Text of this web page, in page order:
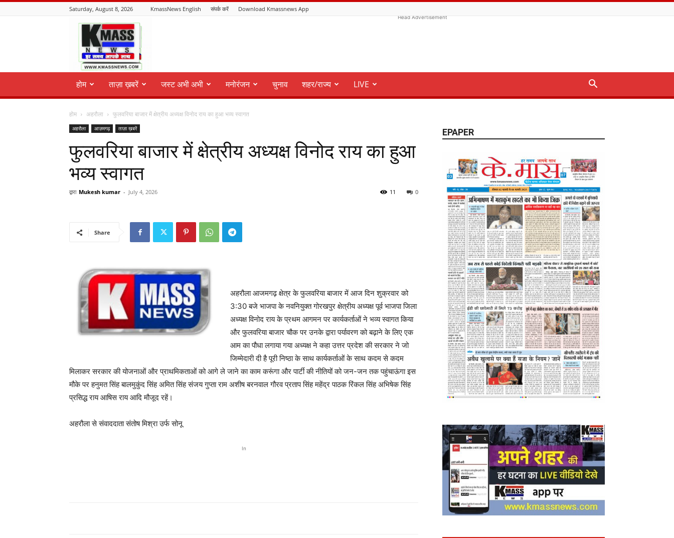
Saturday, August 8, 2026 KmassNews English संपर्क करें Download Kmassnews App
KmassNews
Head Advertisement
होम ताज़ा ख़बरें जस्ट अभी अभी मनोरंजन चुनाव शहर/राज्य LIVE
होम अहरौला फुलवरिया बाजार में क्षेत्रीय अध्यक्ष विनोद राय का हुआ भव्य स्वागत
अहरौला आज़मगढ़ ताज़ा ख़बरें
फुलवरिया बाजार में क्षेत्रीय अध्यक्ष विनोद राय का हुआ
भव्य स्वागत
द्वारा Mukesh kumar - July 4, 2026 0
11
Share
अहरौला आजमगढ़ क्षेत्र के फुलवरिया बाजार में आज दिन शुक्रवार को
3:30 बजे भाजपा के नवनियुक्त गोरखपुर क्षेत्रीय अध्यक्ष पूर्व भाजपा जिला
अध्यक्ष विनोद राय के प्रथम आगमन पर कार्यकर्ताओं ने भव्य स्वागत किया
और फुलवरिया बाजार चौक पर उनके द्वारा पर्यावरण को बढ़ाने के लिए एक
आम का पौधा लगाया गया अध्यक्ष ने कहा उत्तर प्रदेश की सरकार ने जो
जिम्मेदारी दी है पूरी निष्ठा के साथ कार्यकर्ताओं के साथ कदम से कदम
मिलाकर सरकार की योजनाओं और प्राथमिकताओं को आगे ले जाने का काम करूंगा और पार्टी की नीतियों को जन-जन तक पहुंचाऊंगा इस
मौके पर हनुमत सिंह बालमुकुंद सिंह अमित सिंह संजय गुप्ता राम अशीष बरनवाल गौरव प्रताप सिंह महेंद्र पाठक रिंकल सिंह अभिषेक सिंह
प्रसिद्ध राय आषिस राय आदि मौजूद रहें।
अहरौला से संवाददाता संतोष मिश्रा उर्फ सोनू
In
EPAPER